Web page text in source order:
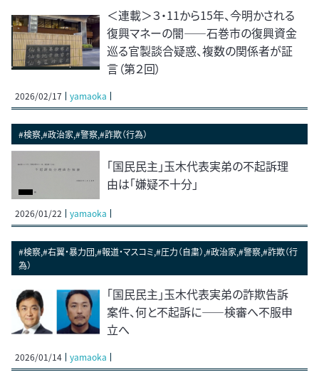
＜連載＞３・11から15年、今明かされる
復興マネーの闇――石巻市の復興資金
巡る官製談合疑惑、複数の関係者が証
言（第２回）
2026/02/17 yamaoka
#検察,#政治家,#警察,#詐欺（行為）
「国民民主」玉木代表実弟の不起訴理
由は「嫌疑不十分」
2026/01/22 yamaoka
#検察,#右翼・暴力団,#報道・マスコミ,#圧力（自粛）,#政治家,#警察,#詐欺（行
為）
「国民民主」玉木代表実弟の詐欺告訴
案件、何と不起訴に――検審へ不服申
立へ
2026/01/14 yamaoka